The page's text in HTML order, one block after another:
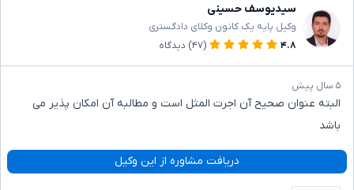
سیدیوسف حسینی
وکیل پایه یک کانون وکلای دادگستری
۴.۸
(۴۷) دیدگاه
۵ سال پیش
البته عنوان صحیح آن اجرت المثل است و مطالبه آن امکان پذیر می
باشد
دریافت مشاوره از این وکیل